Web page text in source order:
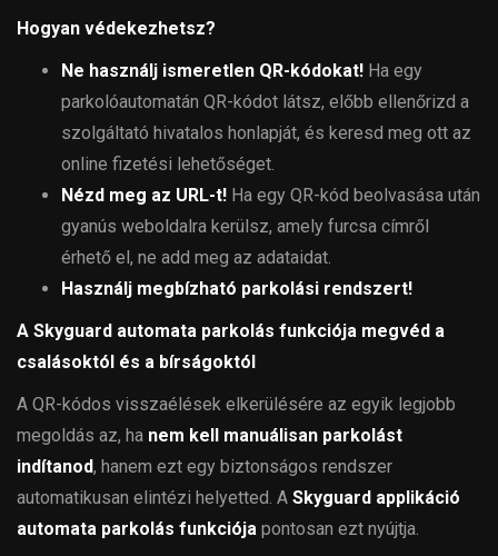
Hogyan védekezhetsz?
Ne használj ismeretlen QR-kódokat! Ha egy
parkolóautomatán QR-kódot látsz, előbb ellenőrizd a
szolgáltató hivatalos honlapját, és keresd meg ott az
online fizetési lehetőséget.
Nézd meg az URL-t! Ha egy QR-kód beolvasása után
gyanús weboldalra kerülsz, amely furcsa címről
érhető el, ne add meg az adataidat.
Használj megbízható parkolási rendszert!
A Skyguard automata parkolás funkciója megvéd a
csalásoktól és a bírságoktól
A QR-kódos visszaélések elkerülésére az egyik legjobb
megoldás az, ha nem kell manuálisan parkolást
indítanod, hanem ezt egy biztonságos rendszer
automatikusan elintézi helyetted. A Skyguard applikáció
automata parkolás funkciója pontosan ezt nyújtja.